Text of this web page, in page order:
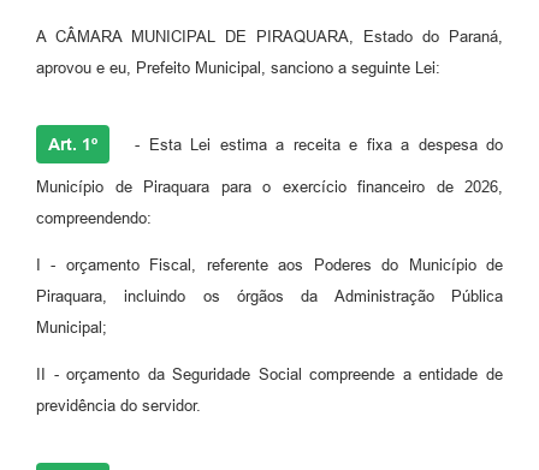
A CÂMARA MUNICIPAL DE PIRAQUARA, Estado do Paraná,
aprovou e eu, Prefeito Municipal, sanciono a seguinte Lei:
Art. 1º - Esta Lei estima a receita e fixa a despesa do
Município de Piraquara para o exercício financeiro de 2026,
compreendendo:
I - orçamento Fiscal, referente aos Poderes do Município de
Piraquara, incluindo os órgãos da Administração Pública
Municipal;
II - orçamento da Seguridade Social compreende a entidade de
previdência do servidor.